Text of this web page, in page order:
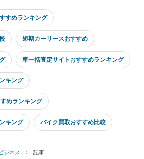
すめランキング
短期カーリースおすすめ
車一括査定サイトおすすめランキング
キング
めランキング
キング バイク買取おすすめ比較
ビジネス › 記事